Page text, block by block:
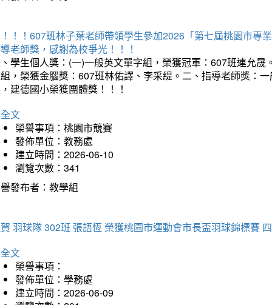
！！607班林子葉老師帶領學生參加2026「第七屆桃園市專
老師獎，感謝為校爭光！！！
學生個人獎：(一)一般英文單字組，榮獲冠軍：607班連允
，榮獲金腦獎：607班林佑譯、李采緹。二、指導老師獎：
建德國小榮獲團體獎！！！
文
榮譽事項：桃園市競賽
發佈單位：教務處
建立時間：2026-06-10
瀏覽次數：341
發布者：教學組
羽球隊 302班 張語恆 榮獲桃園市運動會市長盃羽球錦標賽
文
榮譽事項：
發佈單位：學務處
建立時間：2026-06-09